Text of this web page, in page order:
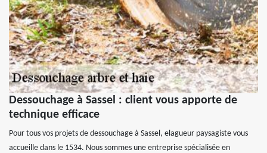
Dessouchage à Sassel : client vous apporte de
technique efficace
Pour tous vos projets de dessouchage à Sassel, elagueur paysagiste vous
accueille dans le 1534. Nous sommes une entreprise spécialisée en